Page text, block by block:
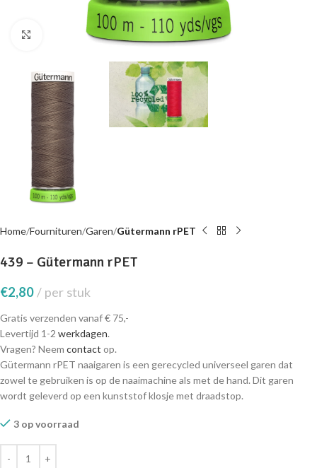
Click to enlarge
Home Fournituren Garen Gütermann rPET
439 – Gütermann rPET
€2,80 per stuk
Gratis verzenden vanaf € 75,-
Levertijd 1-2 werkdagen.
Vragen? Neem contact op.
Gütermann rPET naaigaren is een gerecycled universeel garen dat
zowel te gebruiken is op de naaimachine als met de hand. Dit garen
wordt geleverd op een kunststof klosje met draadstop.
3 op voorraad